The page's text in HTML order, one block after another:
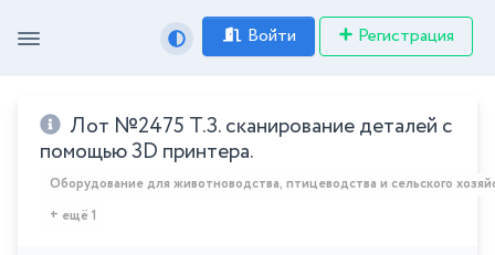
Войти Регистрация
Лот №2475 Т.З. сканирование деталей с
помощью 3D принтера.
Оборудование для животноводства, птицеводства и сельского
+ ещё 1